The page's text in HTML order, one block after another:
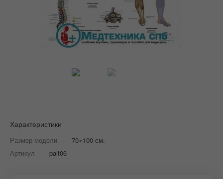
Характеристики
Размер модели — 70×100 см.
Артикул — palt06